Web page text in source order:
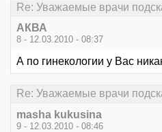
Re: Уважаемые врачи
АКВА
8 - 12.03.2010 - 08:37
А по гинекологии у Вас
Re: Уважаемые врачи
masha kukusina
9 - 12.03.2010 - 08:46